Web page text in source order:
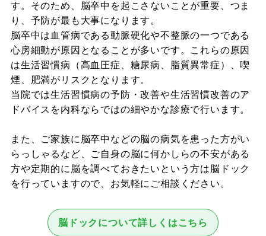
す。そのため、脳卒中を起こさないことが重要、つま
り、予防が最も大事になります。
脳卒中は血管病である動脈硬化や不整脈の一つである
心房細動が原因となることが多いです。これらの原因
は生活習慣病（高血圧症、糖尿病、脂質異常症）、喫
煙、肥満がリスクとなります。
当院では生活習慣病の予防・改善や生活習慣改善のア
ドバイスを内科ならではの細やかな診療で行います。
また、ご家族に脳卒中などの脳の病気を患った方がい
らっしゃるなど、ご自身の脳に何かしらの不安がある
方や定期的に脳を調べておきたいという方は脳ドック
を行っていますので、お気軽にご相談ください。
脳ドックについて詳しくはこちら